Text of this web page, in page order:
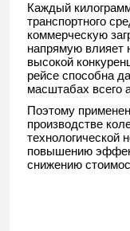
Каждый
транспортного
коммерческую
напрямую влияет
высокой
рейсе способна
масштабах всего
Поэтому
производстве
технологической
повышению
снижению